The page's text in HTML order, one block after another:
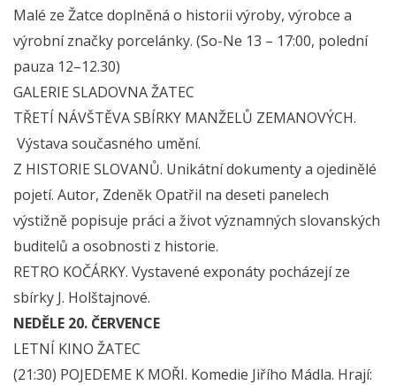
Malé ze Žatce doplněná o historii výroby, výrobce a
výrobní značky porcelánky. (So-Ne 13 – 17:00, polední
pauza 12–12.30)
GALERIE SLADOVNA ŽATEC
TŘETÍ NÁVŠTĚVA SBÍRKY MANŽELŮ ZEMANOVÝCH.
Výstava současného umění.
Z HISTORIE SLOVANŮ. Unikátní dokumenty a ojedinělé
pojetí. Autor, Zdeněk Opatřil na deseti panelech
výstižně popisuje práci a život významných slovanských
buditelů a osobnosti z historie.
RETRO KOČÁRKY. Vystavené exponáty pocházejí ze
sbírky J. Holštajnové.
NEDĚLE 20. ČERVENCE
LETNÍ KINO ŽATEC
(21:30) POJEDEME K MOŘI. Komedie Jiřího Mádla. Hrají: